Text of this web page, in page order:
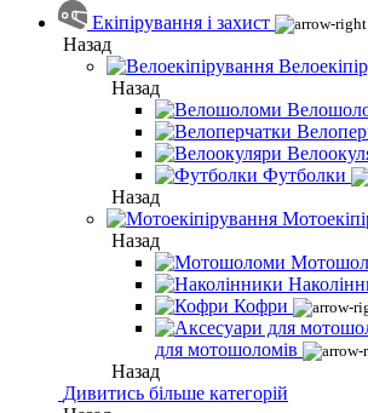
Екіпірування і захист
Назад
Назад
Футболки
Назад
Назад
Кофри
для мотошоломів
Назад
Дивитись більше категорій